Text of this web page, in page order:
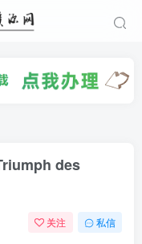
des
关注 私信